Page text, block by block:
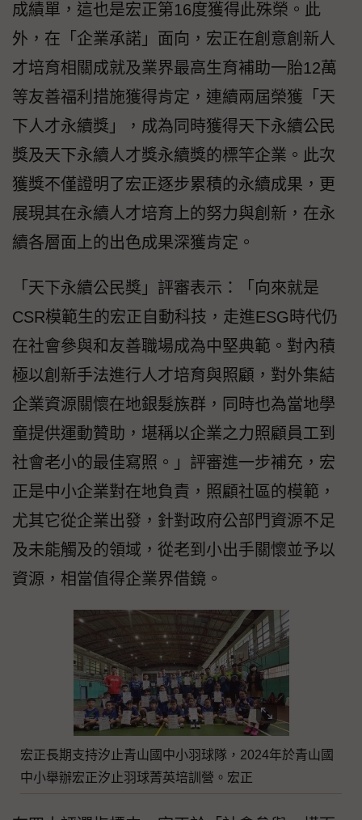
成績單，這也是宏正第16度獲得此殊榮。此
外，在「企業承諾」面向，宏正在創意創新人
才培育相關成就及業界最高生育補助一胎12萬
等友善福利措施獲得肯定，連續兩屆榮獲「天
下人才永續獎」，成為同時獲得天下永續公民
獎及天下永續人才獎永續獎的標竿企業。此次
獲獎不僅證明了宏正逐步累積的永續成果，更
展現其在永續人才培育上的努力與創新，在永
續各層面上的出色成果深獲肯定。
「天下永續公民獎」評審表示：「向來就是
CSR模範生的宏正自動科技，走進ESG時代仍
在社會參與和友善職場成為中堅典範。對內積
極以創新手法進行人才培育與照顧，對外集結
企業資源關懷在地銀髮族群，同時也為當地學
童提供運動贊助，堪稱以企業之力照顧員工到
社會老小的最佳寫照。」評審進一步補充，宏
正是中小企業對在地負責，照顧社區的模範，
尤其它從企業出發，針對政府公部門資源不足
及未能觸及的領域，從老到小出手關懷並予以
資源，相當值得企業界借鏡。
宏正長期支持汐止青山國中小羽球隊，2024年於青山國
中小舉辦宏正汐止羽球菁英培訓營。宏正